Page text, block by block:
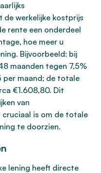
de werkelijke kostprijs
rente een onderdeel
hoe meer u
Bijvoorbeeld: bij
maanden tegen 7,5%
per maand; de totale
€1.608,80. Dit
van
cruciaal is om de totale
te doorzien.
lening heeft directe